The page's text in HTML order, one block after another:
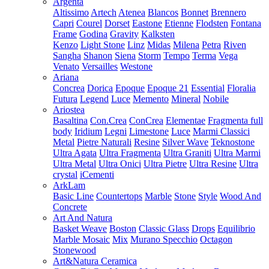
Altissimo Artech Atenea Blancos Bonnet Brennero
Capri Courel Dorset Eastone Etienne Flodsten Fontana
Frame Godina Gravity Kalksten
Kenzo Light Stone Linz Midas Milena Petra Riven
Sangha Shanon Siena Storm Tempo Terma Vega
Venato Versailles Westone
Ariana
Concrea Dorica Epoque Epoque 21 Essential Floralia
Futura Legend Luce Memento Mineral Nobile
Ariostea
Basaltina Con.Crea ConCrea Elementae Fragmenta full
body Iridium Legni Limestone Luce Marmi Classici
Metal Pietre Naturali Resine Silver Wave Teknostone
Ultra Agata Ultra Fragmenta Ultra Graniti Ultra Marmi
Ultra Metal Ultra Onici Ultra Pietre Ultra Resine Ultra
crystal iCementi
ArkLam
Basic Line Countertops Marble Stone Style Wood And
Concrete
Art And Natura
Basket Weave Boston Classic Glass Drops Equilibrio
Marble Mosaic Mix Murano Specchio Octagon
Stonewood
Art&Natura Ceramica